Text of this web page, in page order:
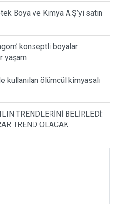
Boya ve Kimya A.Ş’yi satın
konseptli boyalar
yaşam
kullanılan ölümcül kimyasalı
TRENDLERİNİ BELİRLEDİ:
TREND OLACAK